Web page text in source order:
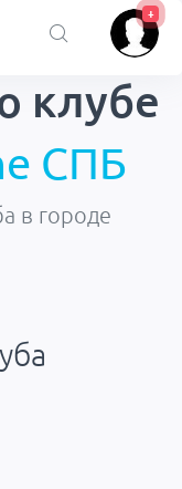
+
клубе
СПБ
в городе